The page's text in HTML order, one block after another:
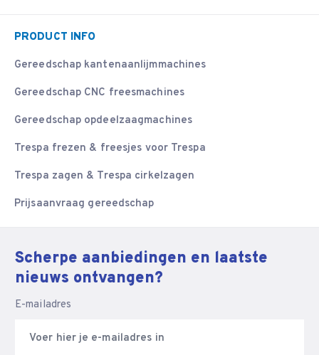
PRODUCT INFO
Gereedschap kantenaanlijmmachines
Gereedschap CNC freesmachines
Gereedschap opdeelzaagmachines
Trespa frezen & freesjes voor Trespa
Trespa zagen & Trespa cirkelzagen
Prijsaanvraag gereedschap
Scherpe aanbiedingen en laatste
nieuws ontvangen?
E-mailadres